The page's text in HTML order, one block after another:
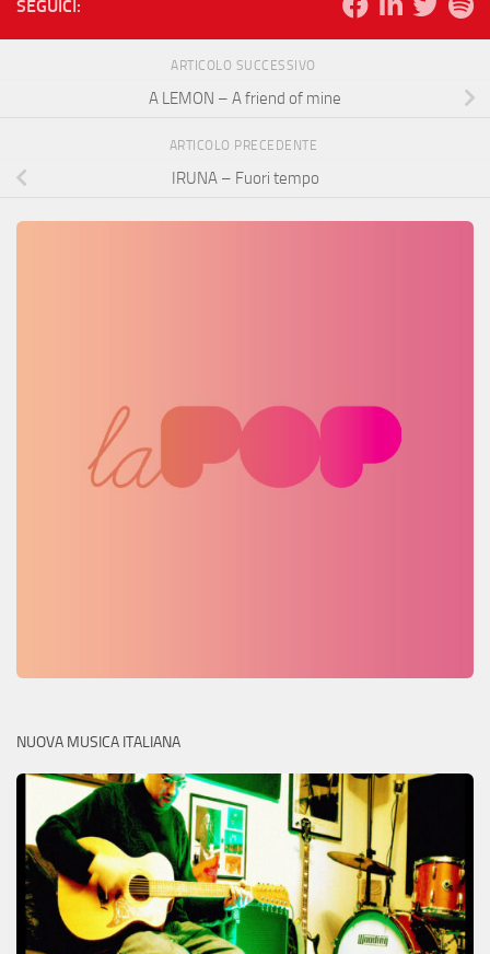
SEGUICI:
ARTICOLO SUCCESSIVO
A LEMON – A friend of mine
ARTICOLO PRECEDENTE
IRUNA – Fuori tempo
NUOVA MUSICA ITALIANA